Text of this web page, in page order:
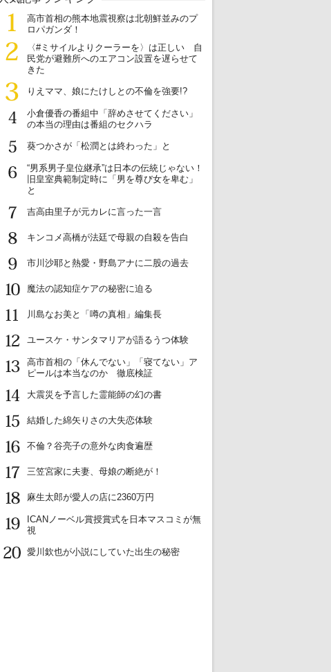
1
高市首相の熊本地震視察は北朝鮮並みのプ
ロパガンダ！
2
〈#ミサイルよりクーラーを〉は正しい 自
民党が避難所へのエアコン設置を遅らせて
きた
3
りえママ、娘にたけしとの不倫を強要!?
4
小倉優香の番組中「辞めさせてください」
の本当の理由は番組のセクハラ
5
葵つかさが「松潤とは終わった」と
6
“男系男子皇位継承”は日本の伝統じゃない！
旧皇室典範制定時に「男を尊び女を卑む」
と
7
吉高由里子が元カレに言った一言
8
キンコメ高橋が法廷で母親の自殺を告白
9
市川沙耶と熱愛・野島アナに二股の過去
10
魔法の認知症ケアの秘密に迫る
11
川島なお美と「噂の真相」編集長
12
ユースケ・サンタマリアが語るうつ体験
13
高市首相の「休んでない」「寝てない」ア
ピールは本当なのか 徹底検証
14
大震災を予言した霊能師の幻の書
15
結婚した綿矢りさの大失恋体験
16
不倫？谷亮子の意外な肉食遍歴
17
三笠宮家に夫妻、母娘の断絶が！
18
麻生太郎が愛人の店に2360万円
19
ICANノーベル賞授賞式を日本マスコミが無
視
20
愛川欽也が小説にしていた出生の秘密